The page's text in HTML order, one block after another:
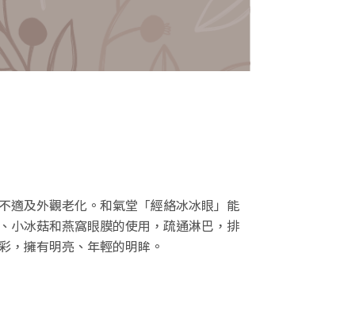
適及外觀老化。和氣堂「經絡冰冰眼」能
小冰菇和燕窩眼膜的使用，疏通淋巴，排
，擁有明亮、年輕的明眸。